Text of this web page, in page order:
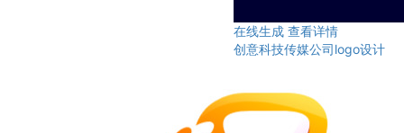
在线生成 查看详情
创意科技传媒公司logo设计